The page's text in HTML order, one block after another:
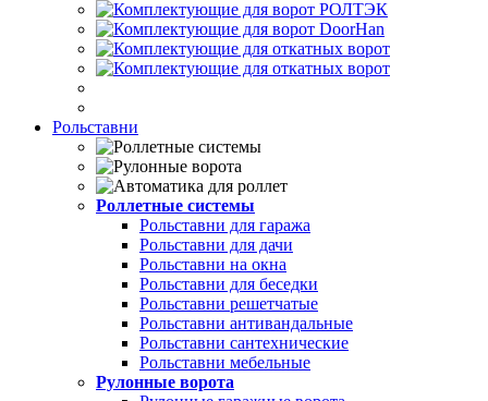
Рольставни
Роллетные системы
Рольставни для гаража
Рольставни для дачи
Рольставни на окна
Рольставни для беседки
Рольставни решетчатые
Рольставни антивандальные
Рольставни сантехнические
Рольставни мебельные
Рулонные ворота